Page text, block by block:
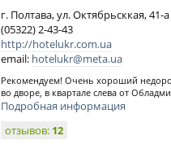
г. Полтава, ул. Октябрьсккая, 41-а
(05322) 2-43-43
http://hotelukr.com.ua
email: hotelukr@meta.ua
Рекомендуем! Очень хороший
во дворе, в квартале слева от
Подробная информация
отзывов: 12